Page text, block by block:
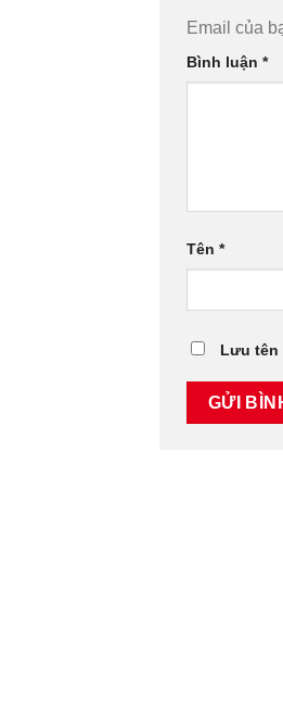
Email của
Bình luận *
Tên *
Lưu tên